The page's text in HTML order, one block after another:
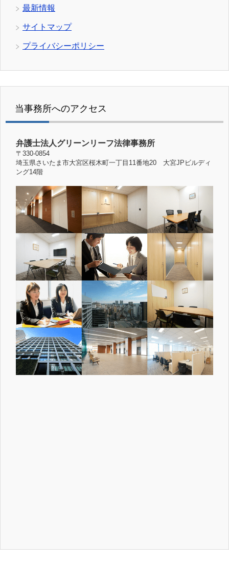
最新情報
サイトマップ
プライバシーポリシー
当事務所へのアクセス
弁護士法人グリーンリーフ法律事務所
〒330-0854
埼玉県さいたま市大宮区桜木町一丁目11番地20 大宮JPビルディ
ング14階